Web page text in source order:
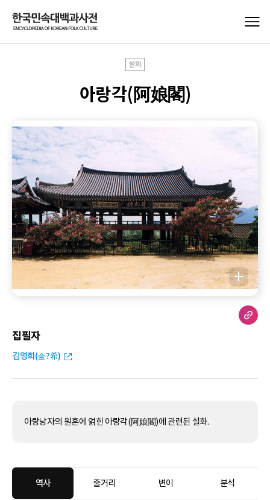
설화
아랑각(阿娘閣)
집필자
김영희(金?希)
아랑낭자의 원혼에 얽힌 아랑각(阿娘閣)에 관련된 설화.
역사 줄거리 변이 분석